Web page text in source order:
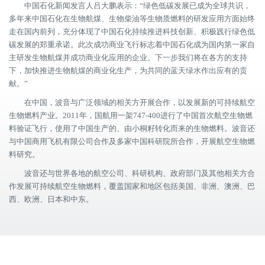
中国石化新闻发言人吕大鹏表示：“绿色低碳发展已成为全球共识，
多年来中国石化在生物航煤、生物柴油等生物质燃料的研发应用方面始终
走在国内前列，充分体现了中国石化持续推进科技创新、积极践行绿色低
碳发展的郑重承诺。此次成功商业飞行标志着中国石化成为国内第一家自
主研发生物航煤并成功商业化应用的企业。下一步我们将在各方的支持
下，加快推进生物航煤的商业化生产，为共同的蓝天绿水作出应有的贡
献。”
在中国，波音与广泛领域的相关方开展合作，以发展新的可持续航空
生物燃料产业。2011年，国航用一架747-400进行了中国首次航空生物燃
料验证飞行，使用了中国生产的、由小桐籽转化而来的生物燃料。波音还
与中国商用飞机有限公司合作及多家中国科研院所合作，开展航空生物燃
料研究。
波音还与世界各地的航空公司、科研机构、政府部门及其他相关方合
作发展可持续航空生物燃料，覆盖国家和地区包括美国、非洲、澳洲、巴
西、欧洲、日本和中东。